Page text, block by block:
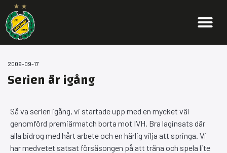
2009-09-17
Serien är igång
Så va serien igång, vi startade upp med en mycket väl
genomförd premiärmatch borta mot IVH. Bra laginsats där
alla bidrog med hårt arbete och en härlig vilja att springa. Vi
har medvetet satsat försäsongen på att träna och spela lite